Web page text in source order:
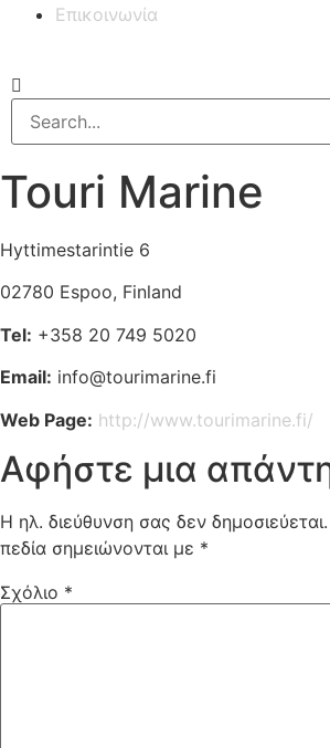
Επικοινωνία
Touri Marine
Hyttimestarintie 6
02780 Espoo, Finland
Tel: +358 20 749 5020
Email: info@tourimarine.fi
Web Page: http://www.tourimarine.fi/
Αφήστε μια
Η ηλ. διεύθυνση σας δεν δημοσιεύεται.
πεδία σημειώνονται με *
Σχόλιο *